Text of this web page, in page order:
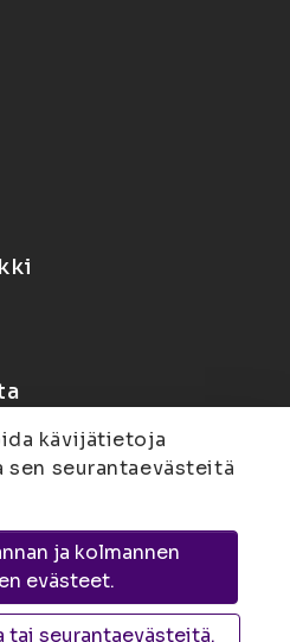
6, 80100 Joensuu |
15, PL 1627, 70211
kävijätietoja
sen seurantaevästeitä
ja kolmannen
evästeet.
tai seurantaevästeitä.